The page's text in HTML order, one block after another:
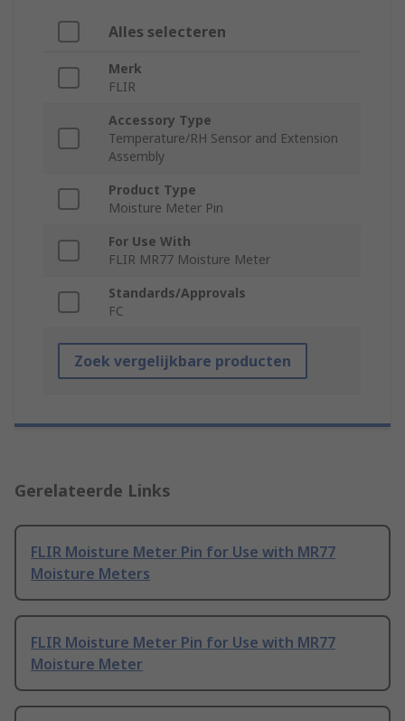
Alles selecteren
Merk
FLIR
Accessory Type
Temperature/RH Sensor and Extension
Assembly
Product Type
Moisture Meter Pin
For Use With
FLIR MR77 Moisture Meter
Standards/Approvals
FC
Zoek vergelijkbare producten
Gerelateerde Links
FLIR Moisture Meter Pin for Use with MR77
Moisture Meters
FLIR Moisture Meter Pin for Use with MR77
Moisture Meter